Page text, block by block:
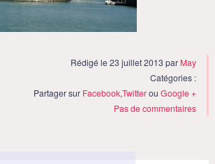
Rédigé le 23 juillet 2013 par May
Catégories :
Partager sur Facebook,TwitterouGoogle +
Pas de commentaires